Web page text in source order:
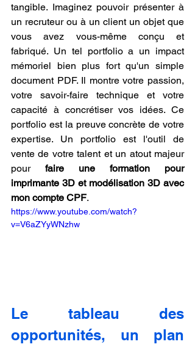
tangible. Imaginez pouvoir présenter à
un recruteur ou à un client un objet que
vous avez vous-même conçu et
fabriqué. Un tel portfolio a un impact
mémoriel bien plus fort qu'un simple
document PDF. Il montre votre passion,
votre savoir-faire technique et votre
capacité à concrétiser vos idées. Ce
portfolio est la preuve concrète de votre
expertise. Un portfolio est l'outil de
vente de votre talent et un atout majeur
pour faire une formation pour
imprimante 3D et modélisation 3D avec
mon compte CPF.
https://www.youtube.com/watch?
v=V6aZYyWNzhw
Le tableau des
opportunités, un plan